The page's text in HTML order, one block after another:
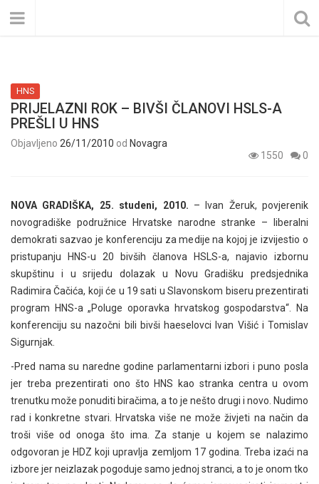
HNS
PRIJELAZNI ROK – BIVŠI ČLANOVI HSLS-A
PREŠLI U HNS
Objavljeno 26/11/2010 od Novagra
1550
0
NOVA GRADIŠKA, 25. studeni, 2010. – Ivan Žeruk, povjerenik
novogradiške podružnice Hrvatske narodne stranke – liberalni
demokrati sazvao je konferenciju za medije na kojoj je izvijestio o
pristupanju HNS-u 20 bivših članova HSLS-a, najavio izbornu
skupštinu i u srijedu dolazak u Novu Gradišku predsjednika
Radimira Čačića, koji će u 19 sati u Slavonskom biseru prezentirati
program HNS-a „Poluge oporavka hrvatskog gospodarstva“. Na
konferenciju su nazočni bili bivši haeselovci Ivan Višić i Tomislav
Sigurnjak.
-Pred nama su naredne godine parlamentarni izbori i puno posla
jer treba prezentirati ono što HNS kao stranka centra u ovom
trenutku može ponuditi biračima, a to je nešto drugi i novo. Nudimo
rad i konkretne stvari. Hrvatska više ne može živjeti na način da
troši više od onoga što ima. Za stanje u kojem se nalazimo
odgovoran je HDZ koji upravlja zemljom 17 godina. Treba izaći na
izbore jer neizlazak pogoduje samo jednoj stranci, a to je onom tko